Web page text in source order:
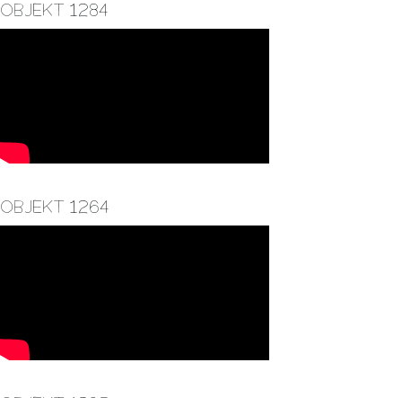
Objekt 1284
Objekt 1264